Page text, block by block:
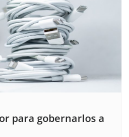
para gobernarlos a